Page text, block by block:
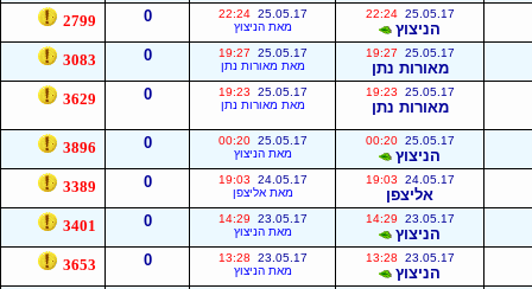
25.05.17
22:24
הניצוץ
25.05.17
22:24
מאת הניצוץ
0
2799
25.05.17
19:27
מאורות נתן
25.05.17
19:27
מאת מאורות נתן
0
3083
25.05.17
19:23
מאורות נתן
25.05.17
19:23
מאת מאורות נתן
0
3629
25.05.17
00:20
הניצוץ
25.05.17
00:20
מאת הניצוץ
0
3896
24.05.17
19:03
אליצפן
24.05.17
19:03
מאת אליצפן
0
3389
23.05.17
14:29
הניצוץ
23.05.17
14:29
מאת הניצוץ
0
3401
23.05.17
13:28
הניצוץ
23.05.17
13:28
מאת הניצוץ
0
3653